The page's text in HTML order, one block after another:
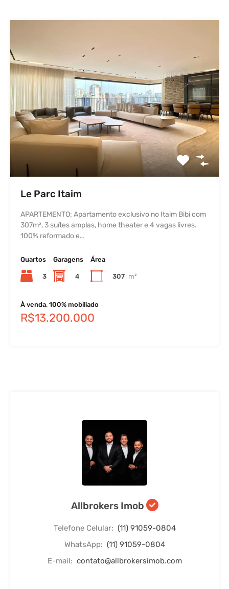
Le Parc Itaim
APARTEMENTO: Apartamento exclusivo no Itaim Bibi com
307m², 3 suítes amplas, home theater e 4 vagas livres.
100% reformado e…
Quartos
3
Garagens
4
Área
307 m²
À venda, 100% mobiliado
R$13.200.000
Allbrokers Imob
Telefone Celular: (11) 91059-0804
WhatsApp: (11) 91059-0804
E-mail: contato@allbrokersimob.com